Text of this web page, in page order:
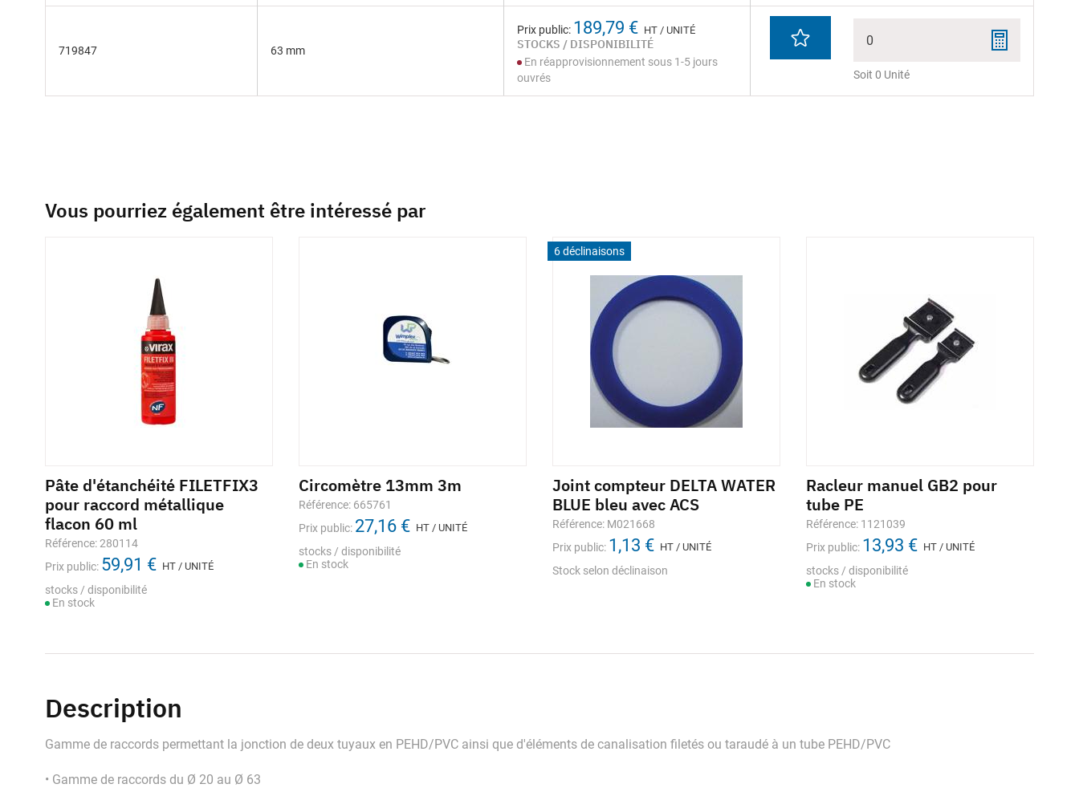
719847 63 mm
Prix public: 189,79 € HT / UNITÉ
STOCKS / DISPONIBILITÉ
En réapprovisionnement sous 1-5 jours
ouvrés
0
Soit 0 Unité
Vous pourriez également être intéressé par
Pâte d'étanchéité FILETFIX3
pour raccord métallique
flacon 60 ml
Référence: 280114
Prix public: 59,91 € HT / UNITÉ
stocks / disponibilité
En stock
Circomètre 13mm 3m
Référence: 665761
Prix public: 27,16 € HT / UNITÉ
stocks / disponibilité
En stock
6 déclinaisons
Joint compteur DELTA WATER
BLUE bleu avec ACS
Référence: M021668
Prix public: 1,13 € HT / UNITÉ
Stock selon déclinaison
Racleur manuel GB2 pour
tube PE
Référence: 1121039
Prix public: 13,93 € HT / UNITÉ
stocks / disponibilité
En stock
Description
Gamme de raccords permettant la jonction de deux tuyaux en PEHD/PVC ainsi que d'éléments de canalisation filetés ou taraudé à un tube PEHD/PVC
• Gamme de raccords du Ø 20 au Ø 63